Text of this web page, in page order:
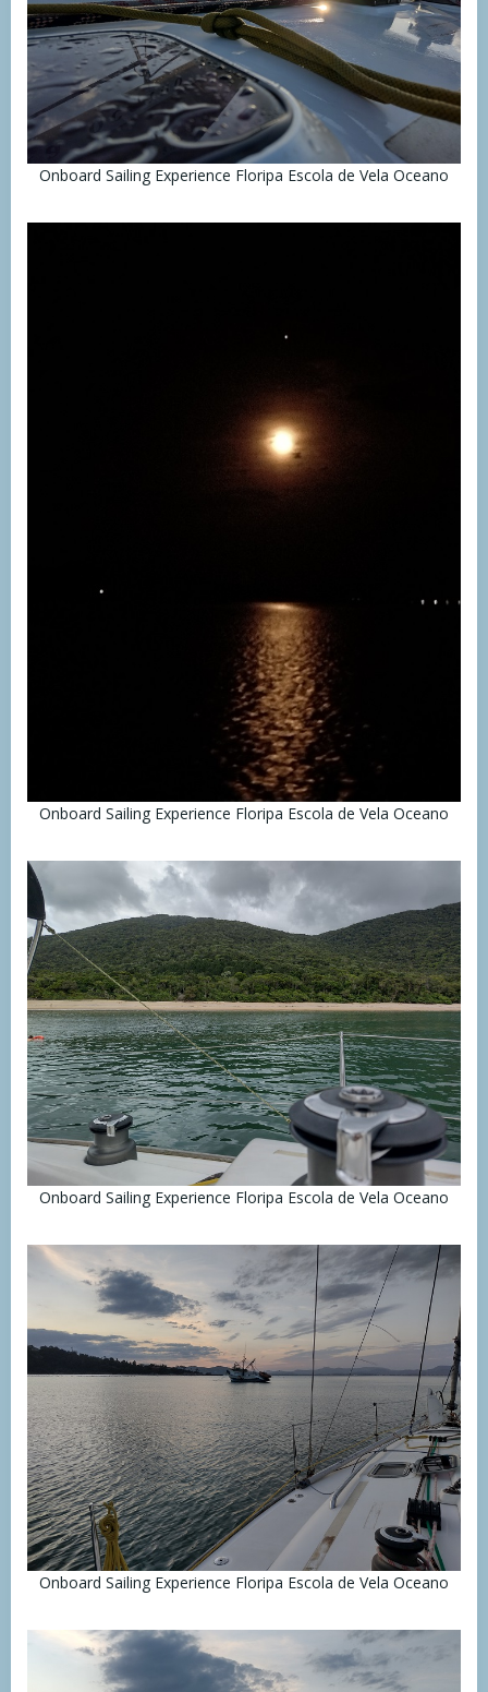
Onboard Sailing Experience Floripa Escola de Vela Oceano
Onboard Sailing Experience Floripa Escola de Vela Oceano
Onboard Sailing Experience Floripa Escola de Vela Oceano
Onboard Sailing Experience Floripa Escola de Vela Oceano